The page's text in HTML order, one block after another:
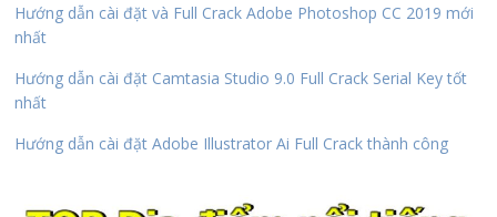
Hướng dẫn cài đặt và Full Crack Adobe Photoshop CC 2019 mới
nhất
Hướng dẫn cài đặt Camtasia Studio 9.0 Full Crack Serial Key tốt
nhất
Hướng dẫn cài đặt Adobe Illustrator Ai Full Crack thành công